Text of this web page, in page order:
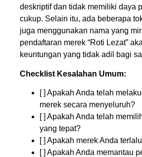
deskriptif dan tidak memiliki daya
cukup. Selain itu, ada beberapa
juga menggunakan nama yang
pendaftaran merek “Roti Lezat”
keuntungan yang tidak adil bagi
Checklist Kesalahan Umum:
[ ] Apakah Anda telah
merek secara menyeluruh?
[ ] Apakah Anda telah
yang tepat?
[ ] Apakah merek Anda
[ ] Apakah Anda memantau